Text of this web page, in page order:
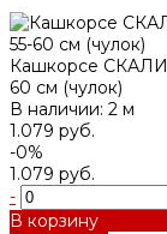
Кашкорсе
60 см (чулок)
В наличии: 2 м
1.079 руб.
-0%
1.079 руб.
-
В корзину